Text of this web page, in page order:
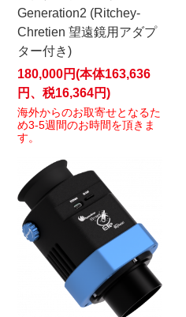
Generation2 (Ritchey-
Chretien 望遠鏡用アダプ
ター付き)
180,000円(本体163,636
円、税16,364円)
海外からのお取寄せとなるた
め3-5週間のお時間を頂きま
す。